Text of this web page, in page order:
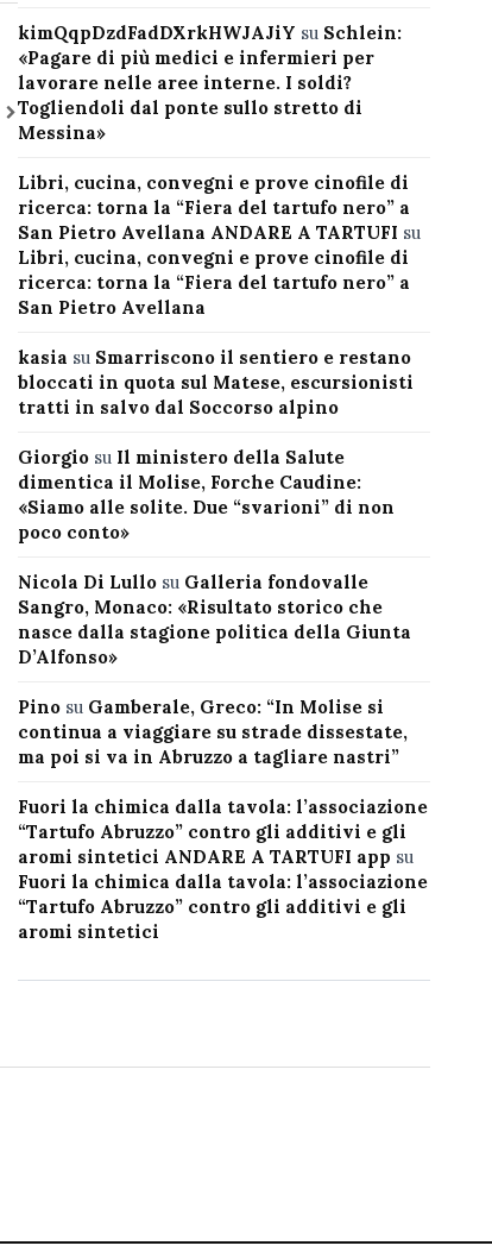
kimQqpDzdFadDXrkHWJAJiY su Schlein:
«Pagare di più medici e infermieri per
lavorare nelle aree interne. I soldi?
Togliendoli dal ponte sullo stretto di
Messina»
Libri, cucina, convegni e prove cinofile di
ricerca: torna la “Fiera del tartufo nero” a
San Pietro Avellana ANDARE A TARTUFI su
Libri, cucina, convegni e prove cinofile di
ricerca: torna la “Fiera del tartufo nero” a
San Pietro Avellana
kasia su Smarriscono il sentiero e restano
bloccati in quota sul Matese, escursionisti
tratti in salvo dal Soccorso alpino
Giorgiosu Il ministero della Salute
dimentica il Molise, Forche Caudine:
«Siamo alle solite. Due “svarioni” di non
poco conto»
Nicola Di Lullosu Galleria fondovalle
Sangro, Monaco: «Risultato storico che
nasce dalla stagione politica della Giunta
D’Alfonso»
Pinosu Gamberale, Greco: “In Molise si
continua a viaggiare su strade dissestate,
ma poi si va in Abruzzo a tagliare nastri”
Fuori la chimica dalla tavola: l’associazione
“Tartufo Abruzzo” contro gli additivi e gli
aromi sintetici ANDARE A TARTUFI app su
Fuori la chimica dalla tavola: l’associazione
“Tartufo Abruzzo” contro gli additivi e gli
aromi sintetici